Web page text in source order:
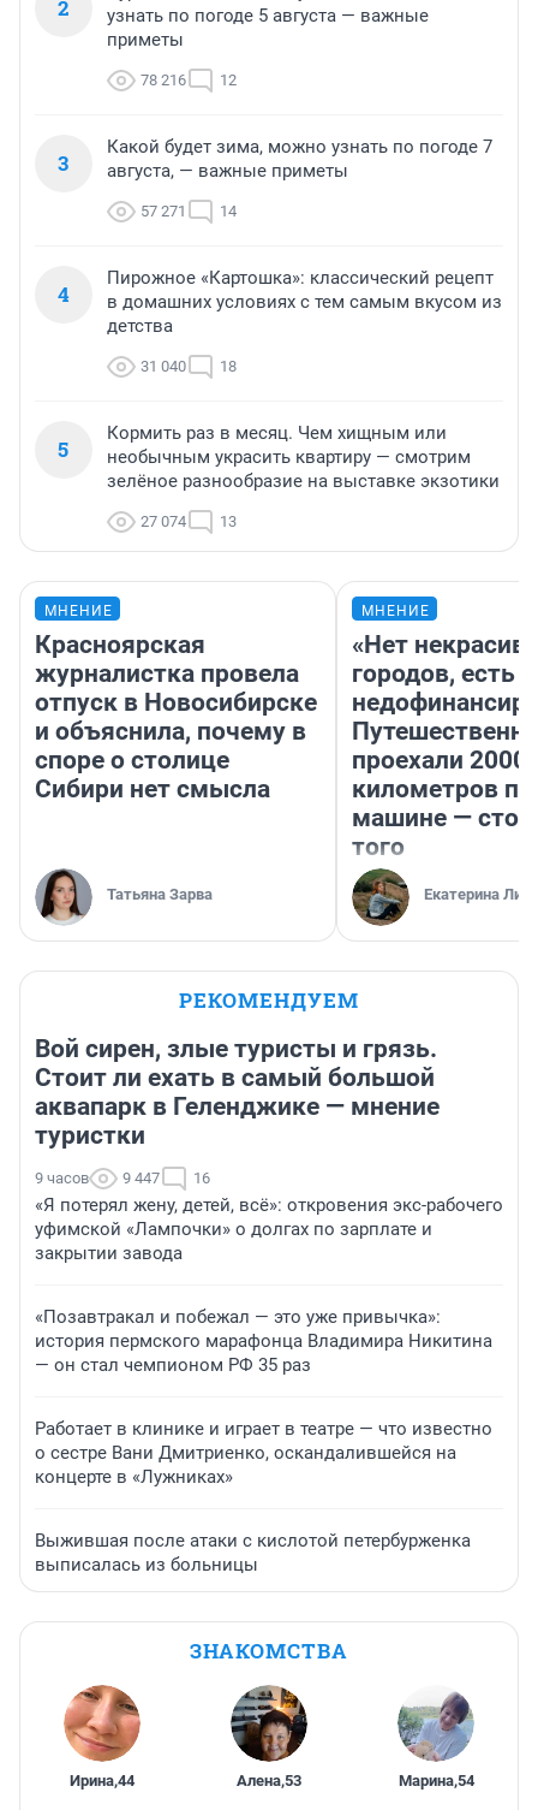
2
узнать по погоде 5 августа — важные
приметы
78 216 12
3
Какой будет зима, можно узнать по погоде 7
августа, — важные приметы
57 271 14
4
Пирожное «Картошка»: классический рецепт
в домашних условиях с тем самым вкусом из
детства
31 040 18
5
Кормить раз в месяц. Чем хищным или
необычным украсить квартиру — смотрим
зелёное разнообразие на выставке экзотики
27 074 13
МНЕНИЕ
Красноярская
журналистка провела
отпуск в Новосибирске
и объяснила, почему в
споре о столице
Сибири нет смысла
Татьяна Зарва
МНЕНИЕ
«Нет
городов, есть
проехали 2000
километров по
машине —
того
Екатерина
РЕКОМЕНДУЕМ
Вой сирен, злые туристы и грязь.
Стоит ли ехать в самый большой
аквапарк в Геленджике — мнение
туристки
9 часов 9 447 16
«Я потерял жену, детей, всё»: откровения экс-рабочего
уфимской «Лампочки» о долгах по зарплате и
закрытии завода
«Позавтракал и побежал — это уже привычка»:
история пермского марафонца Владимира Никитина
— он стал чемпионом РФ 35 раз
Работает в клинике и играет в театре — что известно
о сестре Вани Дмитриенко, оскандалившейся на
концерте в «Лужниках»
Выжившая после атаки с кислотой петербурженка
выписалась из больницы
ЗНАКОМСТВА
Ирина,44 Алена,53 Марина,54